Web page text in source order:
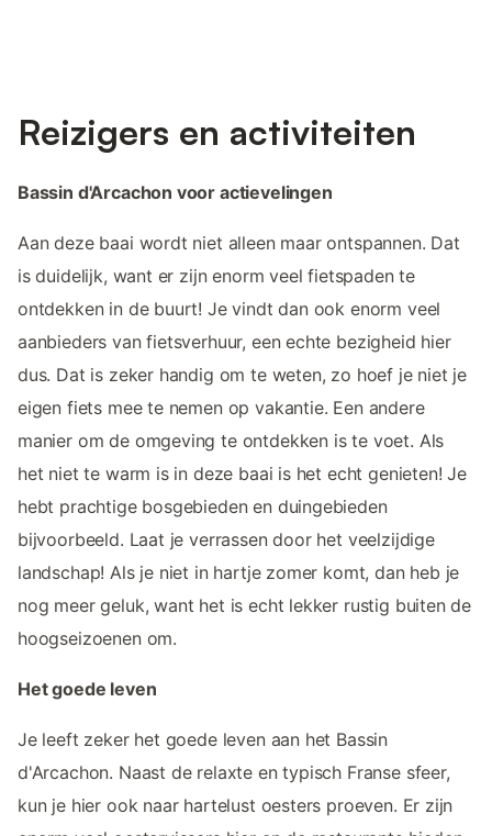
Reizigers en activiteiten
Bassin d'Arcachon voor actievelingen
Aan deze baai wordt niet alleen maar ontspannen. Dat
is duidelijk, want er zijn enorm veel fietspaden te
ontdekken in de buurt! Je vindt dan ook enorm veel
aanbieders van fietsverhuur, een echte bezigheid hier
dus. Dat is zeker handig om te weten, zo hoef je niet je
eigen fiets mee te nemen op vakantie. Een andere
manier om de omgeving te ontdekken is te voet. Als
het niet te warm is in deze baai is het echt genieten! Je
hebt prachtige bosgebieden en duingebieden
bijvoorbeeld. Laat je verrassen door het veelzijdige
landschap! Als je niet in hartje zomer komt, dan heb je
nog meer geluk, want het is echt lekker rustig buiten de
hoogseizoenen om.
Het goede leven
Je leeft zeker het goede leven aan het Bassin
d'Arcachon. Naast de relaxte en typisch Franse sfeer,
kun je hier ook naar hartelust oesters proeven. Er zijn